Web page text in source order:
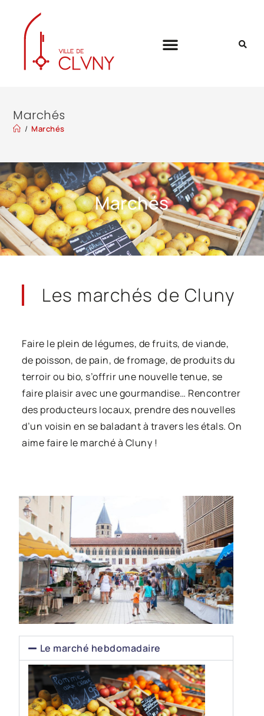
Marchés
/ Marchés
Marchés
Les marchés de Cluny
Faire le plein de légumes, de fruits, de viande,
de poisson, de pain, de fromage, de produits du
terroir ou bio, s’offrir une nouvelle tenue, se
faire plaisir avec une gourmandise… Rencontrer
des producteurs locaux, prendre des nouvelles
d’un voisin en se baladant à travers les étals. On
aime faire le marché à Cluny !
Le marché hebdomadaire